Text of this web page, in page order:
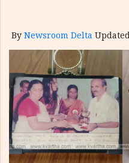
By Newsroom Delta